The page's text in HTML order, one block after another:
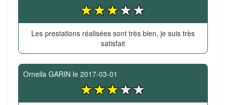
Les prestations réalisées sont très bien, je suis très
satisfait
Ornella GARIN le 2017-03-01